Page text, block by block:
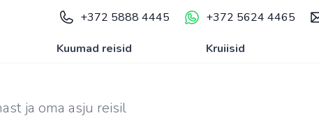
+372 5888 4445 +372 5624 4465
Kuumad reisid Kruiisid
ja oma asju reisil